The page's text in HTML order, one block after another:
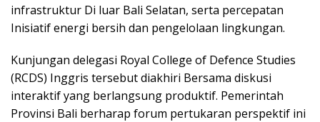
infrastruktur Di luar Bali Selatan, serta percepatan
Inisiatif energi bersih dan pengelolaan lingkungan.
Kunjungan delegasi Royal College of Defence Studies
(RCDS) Inggris tersebut diakhiri Bersama diskusi
interaktif yang berlangsung produktif. Pemerintah
Provinsi Bali berharap forum pertukaran perspektif ini